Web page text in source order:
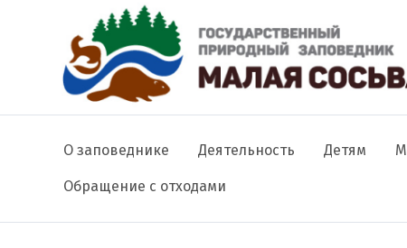
Основная навигация
О заповеднике Деятельность Детям
Обращение с отходами